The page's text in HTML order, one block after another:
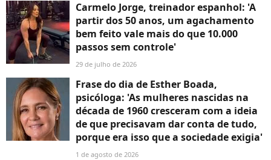
Carmelo Jorge, treinador espanhol: 'A
partir dos 50 anos, um agachamento
bem feito vale mais do que 10.000
passos sem controle'
29 de julho de 2026
Frase do dia de Esther Boada,
psicóloga: 'As mulheres nascidas na
década de 1960 cresceram com a ideia
de que precisavam dar conta de tudo,
porque era isso que a sociedade exigia'
1 de agosto de 2026